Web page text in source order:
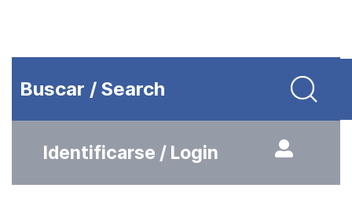
Buscar / Search
Identificarse / Login